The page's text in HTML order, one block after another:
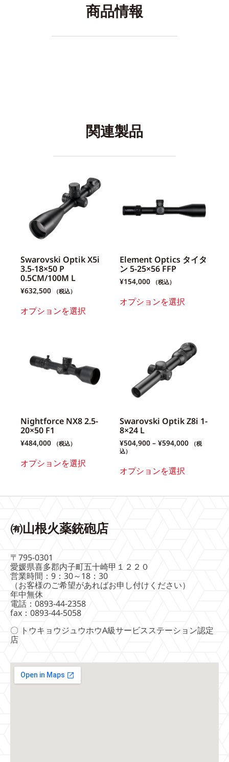
商品情報
関連製品
Swarovski Optik X5i
3.5-18×50 P
0.5CM/100M L
¥632,500 （税込）
オプションを選択
Element Optics タイタ
ン 5-25×56 FFP
¥154,000 （税込）
オプションを選択
Nightforce NX8 2.5-
20×50 F1
¥484,000 （税込）
オプションを選択
Swarovski Optik Z8i 1-
8×24 L
¥504,900 – ¥594,000
（税
込）
オプションを選択
㈲山根火薬銃砲店
〒795-0301
愛媛県喜多郡内子町五十崎甲１２２０
営業時間：9：30～18：30
（お客様のご希望があればお申し付けください）
年中無休
電話：0893-44-2358
fax：0893-44-5058
〇 トウキョウジュウホウA級サービスステーション認定
店